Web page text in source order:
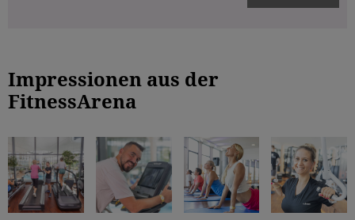
Impressionen aus der
FitnessArena